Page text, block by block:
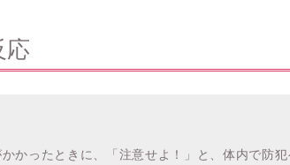
応
かったときに、「注意せよ！」と、体内で防犯